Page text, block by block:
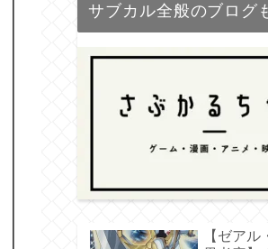
サブカル全般のブログ
【ゼア